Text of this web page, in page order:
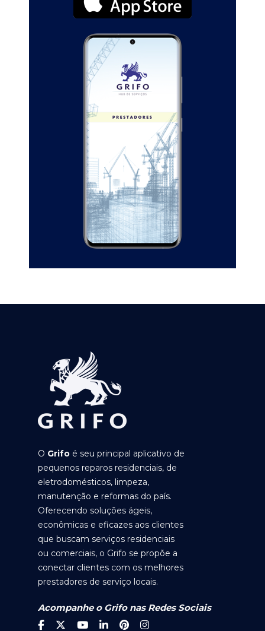
O Grifo é seu principal aplicativo de
pequenos reparos residenciais, de
eletrodomésticos, limpeza,
manutenção e reformas do país.
Oferecendo soluções ágeis,
econômicas e eficazes aos clientes
que buscam serviços residenciais
ou comerciais, o Grifo se propõe a
conectar clientes com os melhores
prestadores de serviço locais.
Acompanhe o Grifo nas Redes Sociais